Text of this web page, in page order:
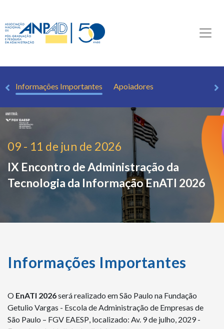
Informações Importantes Apoiadores
09 - 11 de jun de 2026
IX Encontro de Administração da
Tecnologia da InformaçãoEnATI 2026
Informações Importantes
O EnATI 2026será realizado em São Paulo na Fundação
Getulio Vargas - Escola de Administração de Empresas de
São Paulo – FGV EAESP, localizado: Av. 9 de julho, 2029 -